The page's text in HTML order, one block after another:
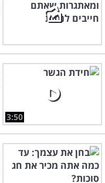
3:50